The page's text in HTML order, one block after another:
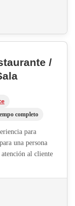
/
completo
para
una persona
atención al cliente